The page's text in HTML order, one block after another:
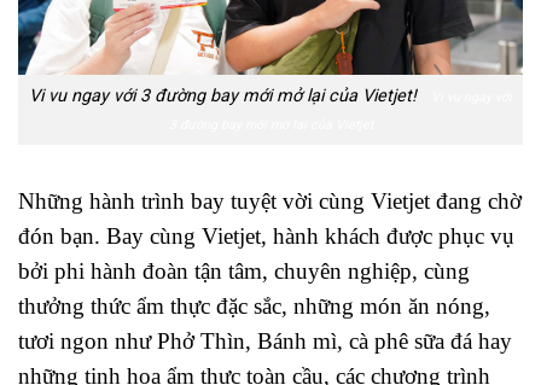
Vi vu ngay với 3 đường bay mới mở lại của Vietjet!
Những hành trình bay tuyệt vời cùng Vietjet đang chờ
đón bạn. Bay cùng Vietjet, hành khách được phục vụ
bởi phi hành đoàn tận tâm, chuyên nghiệp, cùng
thưởng thức ẩm thực đặc sắc, những món ăn nóng,
tươi ngon như Phở Thìn, Bánh mì, cà phê sữa đá hay
những tinh hoa ẩm thực toàn cầu, các chương trình